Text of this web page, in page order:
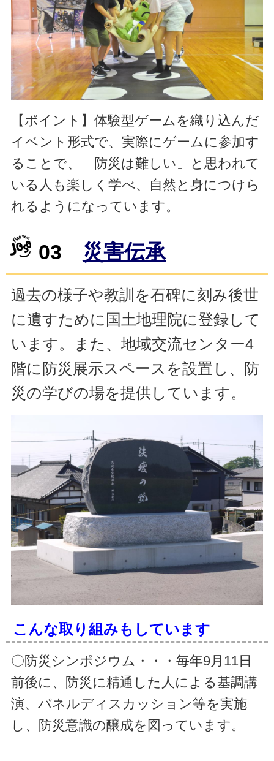
【ポイント】 体験型ゲームを織り込んだ
イベント形式で、実際にゲームに参加す
ることで、
「防災は難しい」と思われて
いる人も楽しく学べ、自然と身につけら
れるようになっています。
03 災害伝承
過去の様子や教訓を石碑に刻み後世
に遺すために国土地理院に登録して
います。また、地域交流センター4
階に防災展示スペースを設置し、防
災の学びの場を提供しています。
こんな取り組みもしています
〇防災シンポジウム・・・毎年9月11日
前後に、防災に精通した人による基調講
演、パネルディスカッション等を実施
し、防災意識の醸成を図っています。